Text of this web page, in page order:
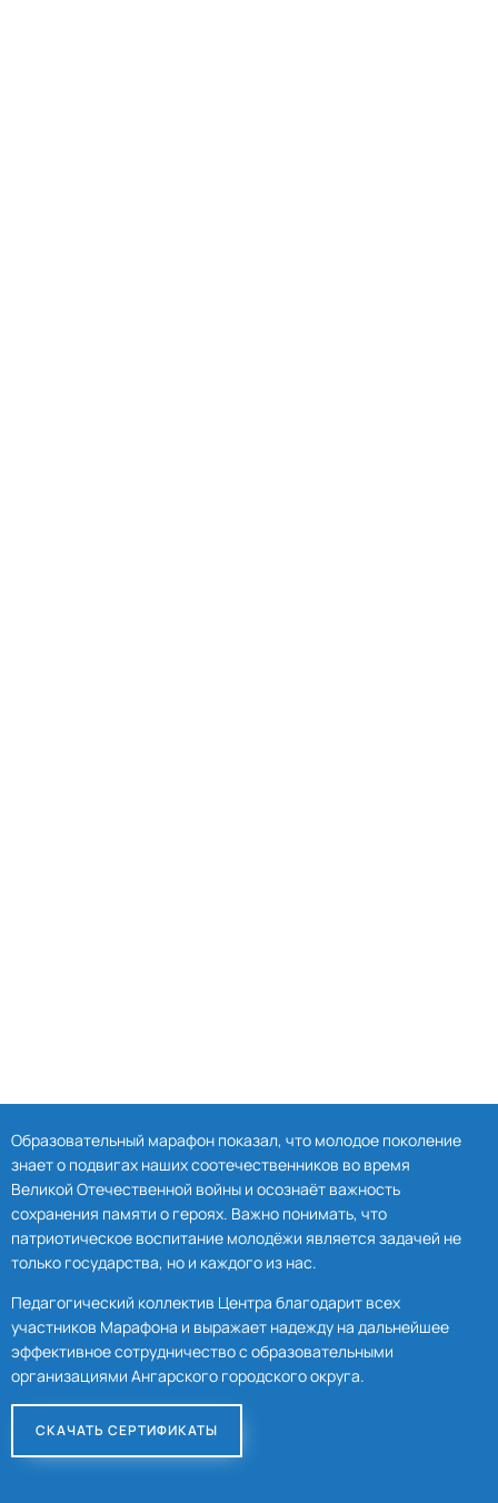
Образовательный марафон показал, что молодое поколение
знает о подвигах наших соотечественников во время
Великой Отечественной войны и осознаёт важность
сохранения памяти о героях. Важно понимать, что
патриотическое воспитание молодёжи является задачей не
только государства, но и каждого из нас.
Педагогический коллектив Центра благодарит всех
участников Марафона и выражает надежду на дальнейшее
эффективное сотрудничество с образовательными
организациями Ангарского городского округа.
СКАЧАТЬ СЕРТИФИКАТЫ